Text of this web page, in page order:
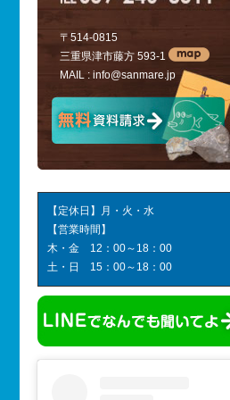
〒514-0815
三重県津市藤方 593-1
MAIL : info@sanmare.jp
【定休日】月・火・水
【営業時間】
木・金 12：00～18：00
土・日 15：00～18：00